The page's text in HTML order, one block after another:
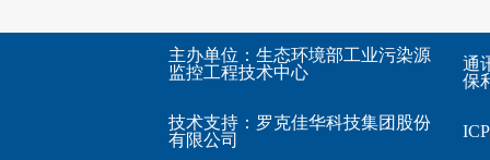
主办单位：生态环境部工业污染源
监控工程技术中心
技术支持： 罗克佳华科技集团股份
有限公司
通
保